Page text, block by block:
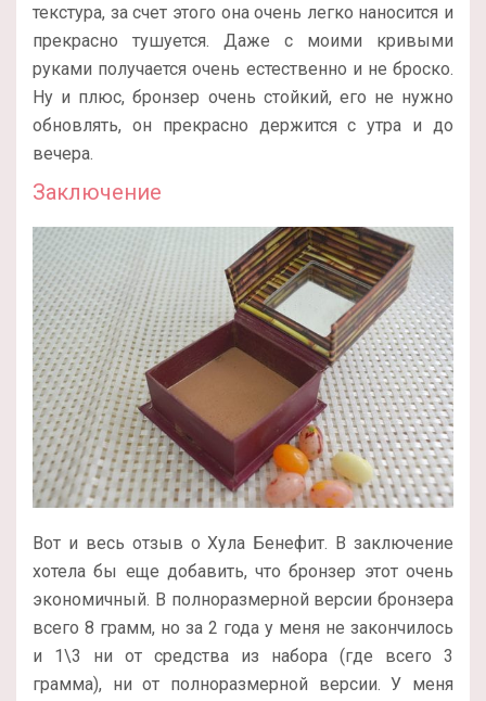
текстура, за счет этого она очень легко наносится и
прекрасно тушуется. Даже с моими кривыми
руками получается очень естественно и не броско.
Ну и плюс, бронзер очень стойкий, его не нужно
обновлять, он прекрасно держится с утра и до
вечера.
Заключение
Вот и весь отзыв о Хула Бенефит. В заключение
хотела бы еще добавить, что бронзер этот очень
экономичный. В полноразмерной версии бронзера
всего 8 грамм, но за 2 года у меня не закончилось
и 1\3 ни от средства из набора (где всего 3
грамма), ни от полноразмерной версии. У меня